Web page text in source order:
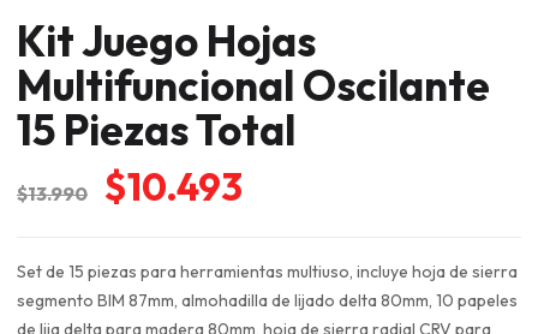
Kit Juego Hojas
Multifuncional Oscilante
15 Piezas Total
$13.990
El
original
era:
$10.493
actual
es:
Set de 15 piezas para herramientas multiuso, incluye hoja de sierra
segmento BIM 87mm, almohadilla de lijado delta 80mm, 10 papeles
de lija delta para madera 80mm, hoja de sierra radial CRV para